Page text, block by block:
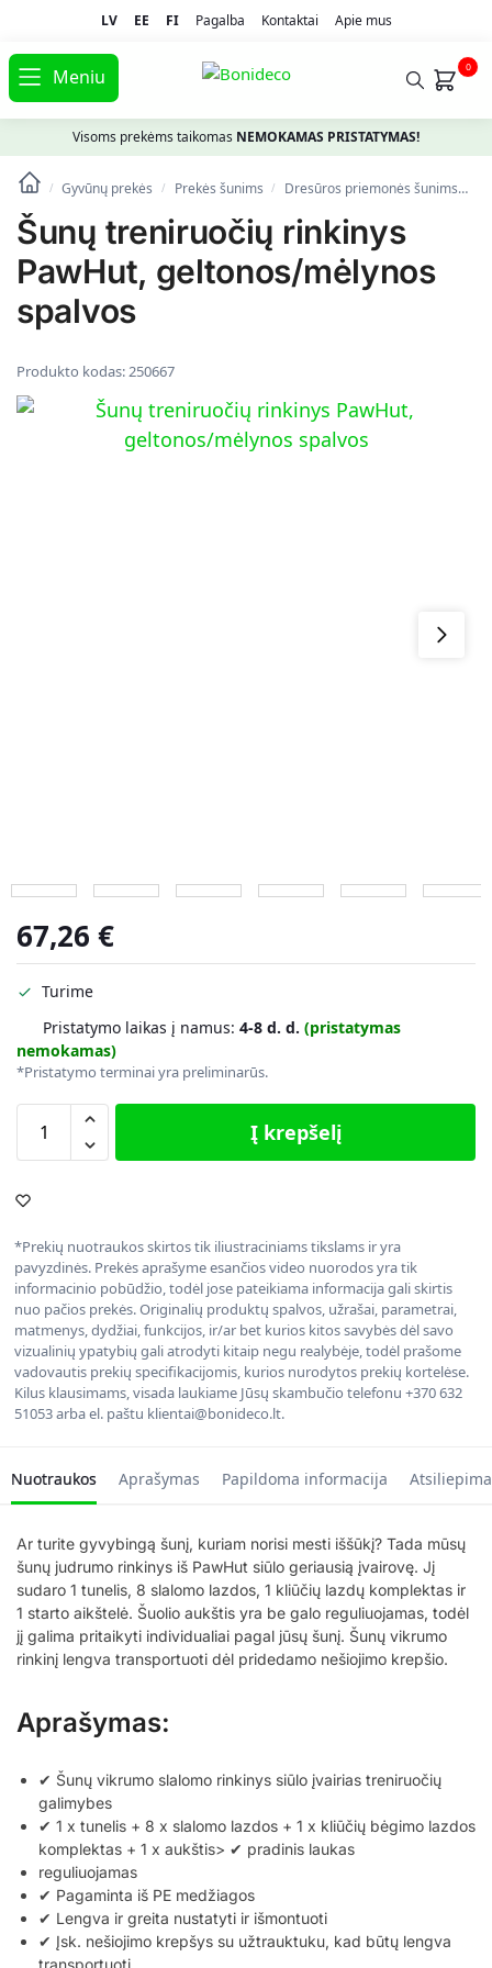
LV EE FI Pagalba Kontaktai Apie mus
Meniu 0
Visoms prekėms taikomas NEMOKAMAS PRISTATYMAS!
/ Gyvūnų prekės / Prekės šunims / Dresūros priemonės šunims
Šunų treniruočių rinkinys
PawHut, geltonos/mėlynos
spalvos
Produkto kodas:250667
67,26 €
Turime
Pristatymo laikas į namus: 4-8 d. d. (pristatymas
nemokamas)
*Pristatymo terminai yra preliminarūs.
Į krepšelį
*Prekių nuotraukos skirtos tik iliustraciniams tikslams ir yra
pavyzdinės. Prekės aprašyme esančios video nuorodos yra tik
informacinio pobūdžio, todėl jose pateikiama informacija gali skirtis
nuo pačios prekės. Originalių produktų spalvos, užrašai, parametrai,
matmenys, dydžiai, funkcijos, ir/ar bet kurios kitos savybės dėl savo
vizualinių ypatybių gali atrodyti kitaip negu realybėje, todėl prašome
vadovautis prekių specifikacijomis, kurios nurodytos prekių kortelėse.
Kilus klausimams, visada laukiame Jūsų skambučio telefonu +370 632
51053 arba el. paštu klientai@bonideco.lt.
Nuotraukos Aprašymas Papildoma informacija
Ar turite gyvybingą šunį, kuriam norisi mesti iššūkį? Tada mūsų
šunų judrumo rinkinys iš PawHut siūlo geriausią įvairovę. Jį
sudaro 1 tunelis, 8 slalomo lazdos, 1 kliūčių lazdų komplektas ir
1 starto aikštelė. Šuolio aukštis yra be galo reguliuojamas, todėl
jį galima pritaikyti individualiai pagal jūsų šunį. Šunų vikrumo
rinkinį lengva transportuoti dėl pridedamo nešiojimo krepšio.
Aprašymas:
✔ Šunų vikrumo slalomo rinkinys siūlo įvairias treniruočių
galimybes
✔ 1 x tunelis + 8 x slalomo lazdos + 1 x kliūčių bėgimo lazdos
komplektas + 1 x aukštis> ✔ pradinis laukas
reguliuojamas
✔ Pagaminta iš PE medžiagos
✔ Lengva ir greita nustatyti ir išmontuoti
✔ Įsk. nešiojimo krepšys su užtrauktuku, kad būtų lengva
transportuoti